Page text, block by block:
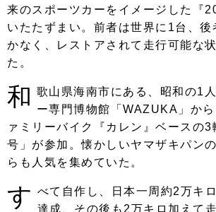
来のスポーツカーをイメージした『
いたたずまい。前者は世界に1台、後
かなく、レストアされて走行可能な
た。
和 歌山県海南市にある、昭和の1
ー専門博物館「WAZUKA」か
ァミリーバイク『カレン』ベースの3
号」が参加。懐かしいヤマザキパン
らも人気を集めていた。
す べて自作し、日本一周約2万キ
達成、その後も2万キロ加えて